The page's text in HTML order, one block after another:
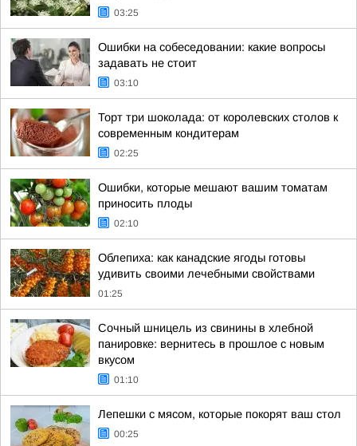
03:25
Ошибки на собеседовании: какие вопросы
задавать не стоит
03:10
Торт три шоколада: от королевских столов к
современным кондитерам
02:25
Ошибки, которые мешают вашим томатам
приносить плоды
02:10
Облепиха: как канадские ягоды готовы
удивить своими лечебными свойствами
01:25
Сочный шницель из свинины в хлебной
панировке: вернитесь в прошлое с новым
вкусом
01:10
Лепешки с мясом, которые покорят ваш стол
00:25